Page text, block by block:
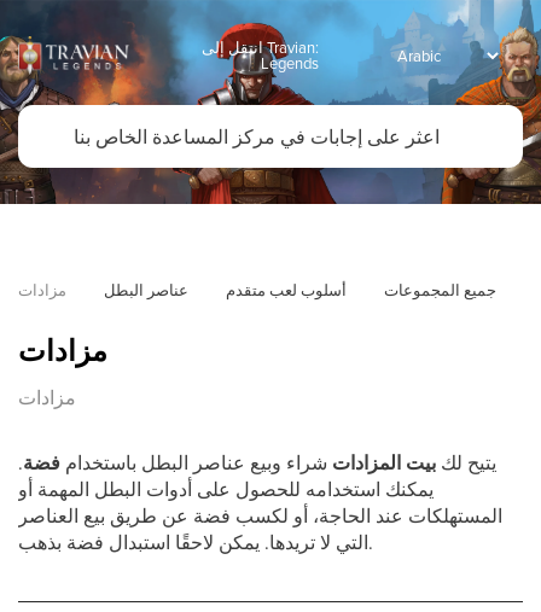
انتقل إلى Travian:
Legends
جميع المجموعات أسلوب لعب متقدم عناصر البطل مزادات
مزادات
مزادات
يتيح لك بيت المزادات شراء وبيع عناصر البطل باستخدام فضة.
يمكنك استخدامه للحصول على أدوات البطل المهمة أو
المستهلكات عند الحاجة، أو لكسب فضة عن طريق بيع العناصر
التي لا تريدها. يمكن لاحقًا استبدال فضة بذهب.